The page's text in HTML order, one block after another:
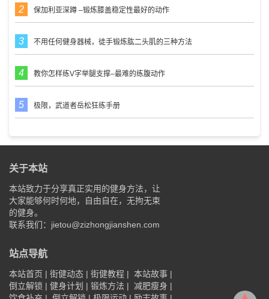
保加利亚深蹲 –锻炼膝盖稳定性最好的动作
不用任何健身器械，徒手锻炼肱二头肌的三种方法
教你怎样练V字举腿支撑–最难的练腹动作
极限，武道者岳松狂练手册
关于本站
本站致力于分享真正实用的健身方法，让
大家能够何时何地，自由自在，无拘无束
的健身。
联系我们：jietou@zizhongjianshen.com
站点导航
本站首页 | 街健动态 | 街健教程 | 本站故事 |
倒立解锁 | 健身计划 | 锻炼方法 | 减肥瘦身 |